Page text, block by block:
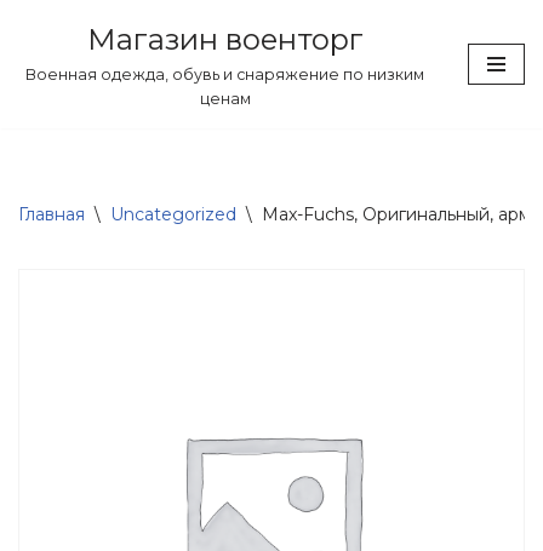
Перейти
Магазин военторг
Военная одежда, обувь и снаряжение по низким
ценам
Главная \ Uncategorized \ Max-Fuchs, Оригинальный,